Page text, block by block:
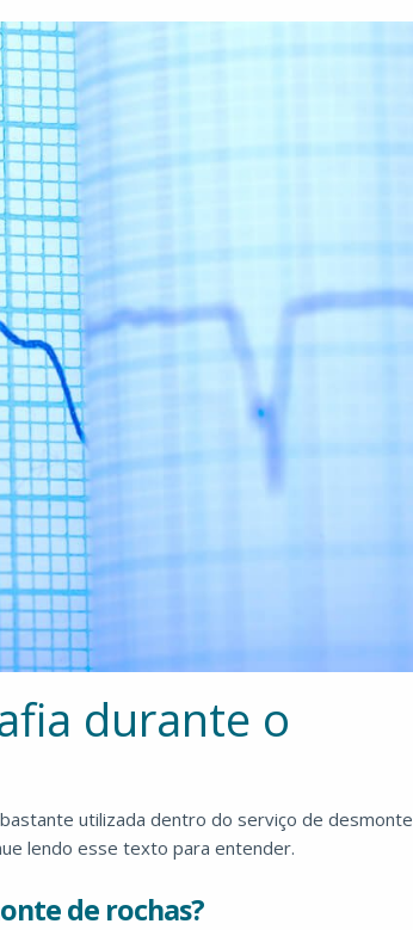
durante o
utilizada dentro do serviço de
lendo esse texto para entender.
de rochas?